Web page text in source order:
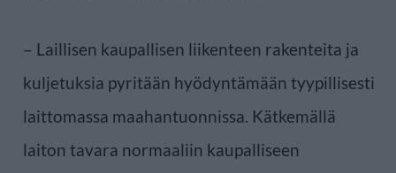
– Laillisen kaupallisen liikenteen rakenteita ja
kuljetuksia pyritään hyödyntämään tyypillisesti
laittomassa maahantuonnissa. Kätkemällä
laiton tavara normaaliin kaupalliseen